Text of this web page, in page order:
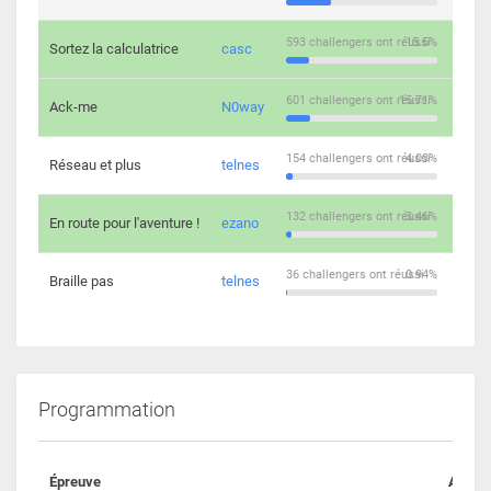
Sortez la calculatrice casc 15.5%
593 challengers ont réussi
Ack-me N0way 15.71%
601 challengers ont réussi
Réseau et plus telnes 4.03%
154 challengers ont réussi
En route pour l'aventure ! ezano 3.46%
132 challengers ont réussi
Braille pas telnes 0.94%
36 challengers ont réussi
Programmation
Épreuve Auteur